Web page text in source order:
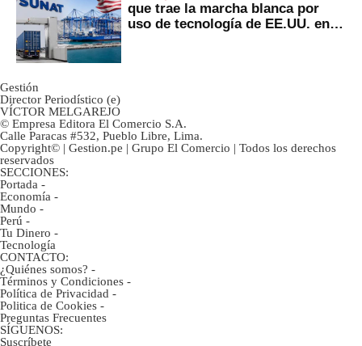
que trae la marcha blanca por
uso de tecnología de EE.UU. en
Gestión
Director Periodístico (e)
VÍCTOR MELGAREJO
© Empresa Editora El Comercio S.A.
Calle Paracas #532, Pueblo Libre, Lima.
Copyright© | Gestion.pe | Grupo El Comercio | Todos los derechos
reservados
SECCIONES:
Portada -
Economía -
Mundo -
Perú -
Tu Dinero -
Tecnología
CONTACTO:
¿Quiénes somos? -
Términos y Condiciones -
Política de Privacidad -
Politica de Cookies -
Preguntas Frecuentes
SÍGUENOS:
Suscríbete